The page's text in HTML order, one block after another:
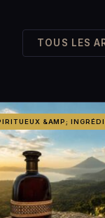
TOUS LES
&AMP;